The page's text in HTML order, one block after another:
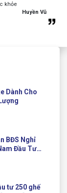
khỏe
Huyền Vũ
Dành Cho
BĐS Nghỉ
Đầu Tư
tư 250 ghế